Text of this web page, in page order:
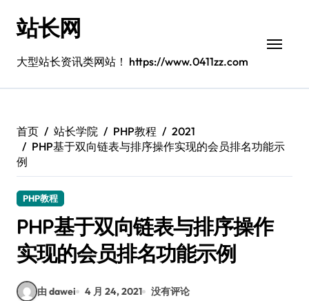
站长网
大型站长资讯类网站！ https://www.0411zz.com
首页 站长学院 PHP教程
2021
PHP基于双向链表与排序操作实现的会员排名功能示
例
PHP教程
PHP基于双向链表与排序操作
实现的会员排名功能示例
由 dawei 4 月 24, 2021
没有评论